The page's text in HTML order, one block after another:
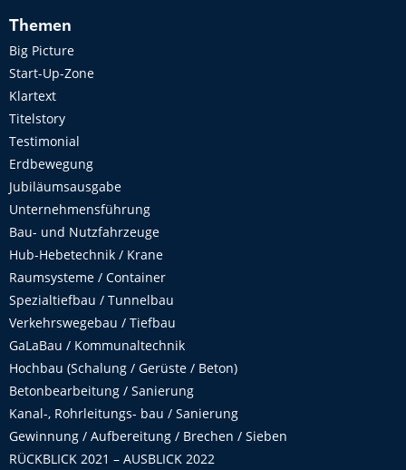
Themen
Big Picture
Start-Up-Zone
Klartext
Titelstory
Testimonial
Erdbewegung
Jubiläumsausgabe
Unternehmensführung
Bau- und Nutzfahrzeuge
Hub-Hebetechnik / Krane
Raumsysteme / Container
Spezialtiefbau / Tunnelbau
Verkehrswegebau / Tiefbau
GaLaBau / Kommunaltechnik
Hochbau (Schalung / Gerüste / Beton)
Betonbearbeitung / Sanierung
Kanal-, Rohrleitungs- bau / Sanierung
Gewinnung / Aufbereitung / Brechen / Sieben
RÜCKBLICK 2021 – AUSBLICK 2022